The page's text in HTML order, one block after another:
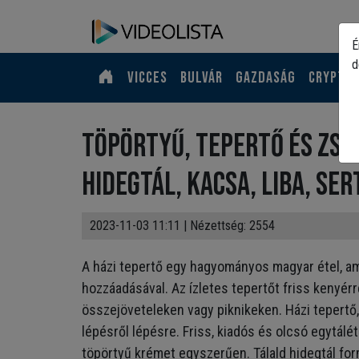
Vicces Bulvár Gazdaság Crypto
Töpörtyű, tepertő és
hidegtál, kacsa, liba,
2023-11-03 11:11 | Nézettség: 2554
A házi tepertő egy hagyományos magyar étel,
hozzáadásával. Az ízletes tepertőt friss
összejöveteleken vagy piknikeken. Házi
lépésről lépésre. Friss, kiadós és olcsó
töpörtyű krémet egyszerűen. Tálald hidegtál